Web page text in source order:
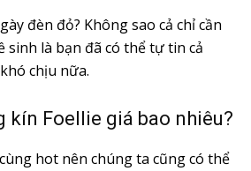
đèn đỏ? Không sao cả chỉ cần
sinh là bạn đã có thể tự tin cả
chịu nữa.
kín Foellie giá bao nhiêu?
hot nên chúng ta cũng có thể